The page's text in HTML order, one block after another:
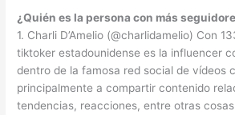
¿Quién es la persona con más
1. Charli D’Amelio (@charlidamelio) Con
tiktoker estadounidense es la influencer
dentro de la famosa red social de vídeos
principalmente a compartir contenido
tendencias, reacciones, entre otras